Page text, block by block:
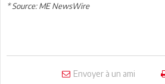
* Source: ME NewsWire
Envoyer à un ami